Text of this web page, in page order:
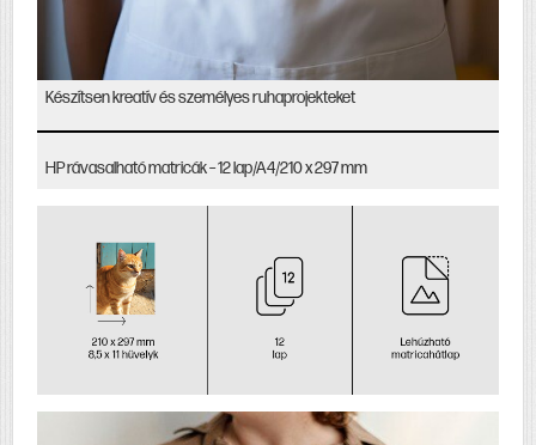
Készítsen kreatív és személyes ruhaprojekteket
HP rávasalható matricák – 12 lap/A4/210 x 297 mm